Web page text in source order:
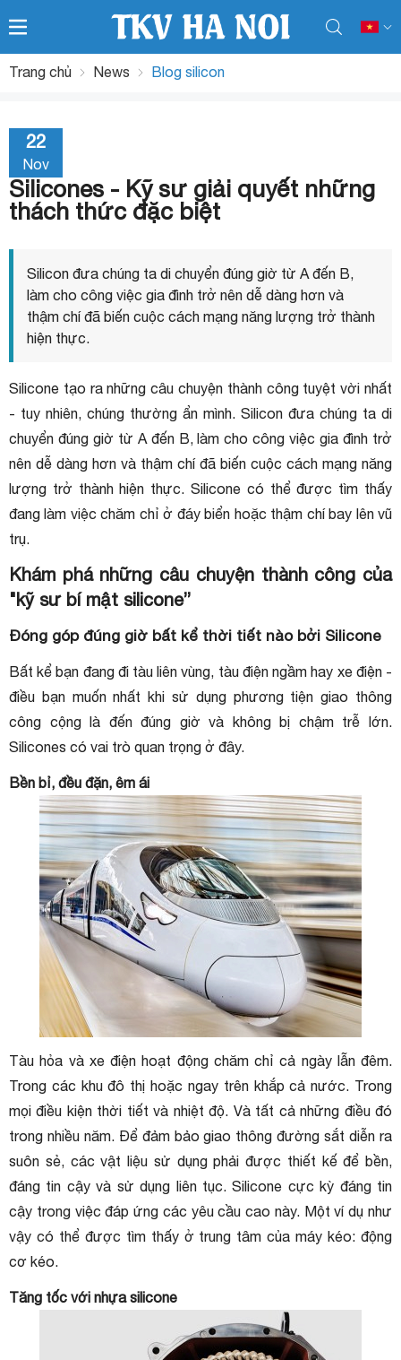
Trang chủ News Blog silicon
22
Nov
Silicones - Kỹ sư giải quyết những
thách thức đặc biệt
Silicon đưa chúng ta di chuyển đúng giờ từ A đến B,
làm cho công việc gia đình trở nên dễ dàng hơn và
thậm chí đã biến cuộc cách mạng năng lượng trở thành
hiện thực.
Silicone tạo ra những câu chuyện thành công tuyệt vời nhất
- tuy nhiên, chúng thường ẩn mình. Silicon đưa chúng ta di
chuyển đúng giờ từ A đến B, làm cho công việc gia đình trở
nên dễ dàng hơn và thậm chí đã biến cuộc cách mạng năng
lượng trở thành hiện thực. Silicone có thể được tìm thấy
đang làm việc chăm chỉ ở đáy biển hoặc thậm chí bay lên vũ
trụ.
Khám phá những câu chuyện thành công của
"kỹ sư bí mật silicone”
Đóng góp đúng giờ bất kể thời tiết nào bởi Silicone
Bất kể bạn đang đi tàu liên vùng, tàu điện ngầm hay xe điện -
điều bạn muốn nhất khi sử dụng phương tiện giao thông
công cộng là đến đúng giờ và không bị chậm trễ lớn.
Silicones có vai trò quan trọng ở đây.
Bền bỉ, đều đặn, êm ái
Tàu hỏa và xe điện hoạt động chăm chỉ cả ngày lẫn đêm.
Trong các khu đô thị hoặc ngay trên khắp cả nước. Trong
mọi điều kiện thời tiết và nhiệt độ. Và tất cả những điều đó
trong nhiều năm. Để đảm bảo giao thông đường sắt diễn ra
suôn sẻ, các vật liệu sử dụng phải được thiết kế để bền,
đáng tin cậy và sử dụng liên tục. Silicone cực kỳ đáng tin
cậy trong việc đáp ứng các yêu cầu cao này. Một ví dụ như
vậy có thể được tìm thấy ở trung tâm của máy kéo: động
cơ kéo.
Tăng tốc với nhựa silicone